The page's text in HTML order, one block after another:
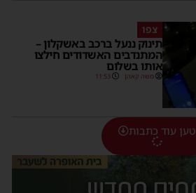
צפו
תינוק ננעל ברכב באשקלון –
המתנדבים האשדודים חילצו
אותו בשלום
משה קאהן 11:53
טען עוד כתבות